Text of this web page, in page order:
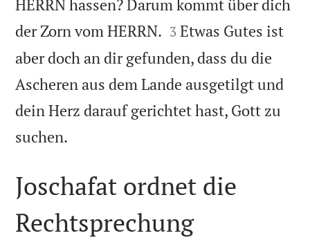
HERRN hassen? Darum kommt über dich
der Zorn vom HERRN. 

3 Etwas Gutes ist
aber doch an dir gefunden, dass du die
Ascheren aus dem Lande ausgetilgt und
dein Herz darauf gerichtet hast, Gott zu
suchen.
Joschafat ordnet die
Rechtsprechung